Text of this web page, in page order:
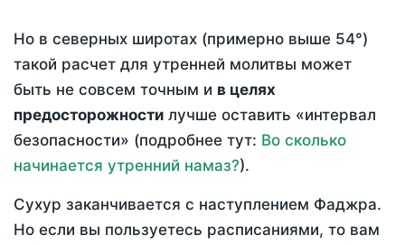
Но в северных широтах (примерно выше 54°)
такой расчет для утренней молитвы может
быть не совсем точным и в целях
предосторожности лучше оставить «интервал
безопасности» (подробнее тут: Во сколько
начинается утренний намаз?).
Сухур заканчивается с наступлением Фаджра.
Но если вы пользуетесь расписаниями, то вам